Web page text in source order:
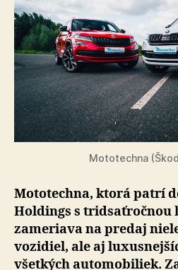
Mototechna
Mototechna, ktorá patrí
Holdings s tridsaťročnou
zameriava na predaj
vozidiel, ale aj
všetkých automobiliek.